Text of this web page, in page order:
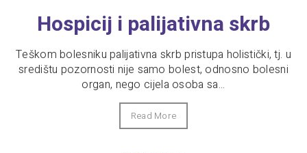
Hospicij i palijativna skrb
Teškom bolesniku palijativna skrb pristupa holistički, tj. u
središtu pozornosti nije samo bolest, odnosno bolesni
organ, nego cijela osoba sa...
Read More